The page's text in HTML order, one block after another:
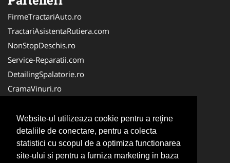
Website-ul utilizeaza cookie pentru a reţine
detaliile de conectare, pentru a colecta
statistici cu scopul de a optimiza functionarea
site-ului si pentru a furniza marketing in baza
FirmeTractariAuto.ro
TractariAsistentaRutiera.com
NonStopDeschis.ro
Service-Reparatii.com
DetailingSpalatorie.ro
CramaVinuri.ro
FirmaPieseAuto.ro
Anvelope-Sh.com
CentruInchirieri.ro
CuratareHota.com